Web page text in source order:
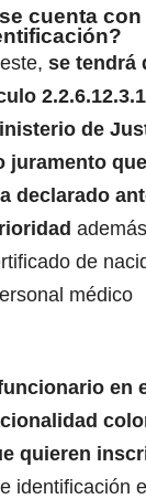
cuenta con
se tendrá
de
juramento
declarado
de
médico
en
quieren
identificación